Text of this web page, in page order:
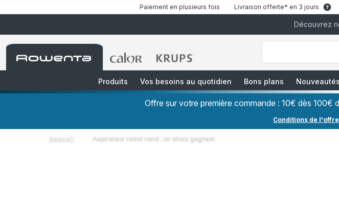
Paiement en plusieurs fois Livraison offerte* en 3 jours
Découvrez
Accueil
Rowenta
Accueil
Accueil
["Que
recherchez-
Café
Grains","Centrales
Vapeurs","Sèche
Produits
Vos besoins au quotidien Bons plans Nouveautés
Offre sur votre première commande : 10€ dès
Conditions de l'offre
Accueil Aspirateur robot rond : un choix gagnant